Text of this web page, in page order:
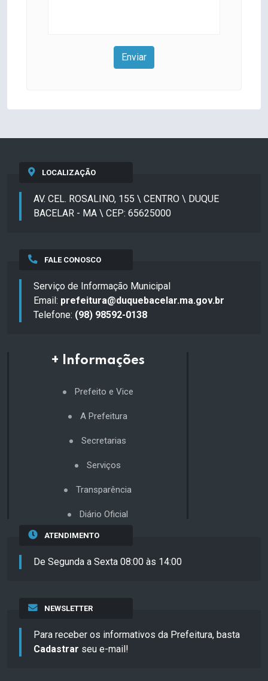
Enviar
LOCALIZAÇÃO
AV. CEL. ROSALINO, 155 \ CENTRO \ DUQUE
BACELAR - MA \ CEP: 65625000
FALE CONOSCO
Serviço de Informação Municipal
Email: prefeitura@duquebacelar.ma.gov.br
Telefone: (98) 98592-0138
+ Informações
Prefeito e Vice
A Prefeitura
Secretarias
Serviços
Transparência
Diário Oficial
ATENDIMENTO
De Segunda a Sexta 08:00 às 14:00
NEWSLETTER
Para receber os informativos da Prefeitura, basta
Cadastrar seu e-mail!